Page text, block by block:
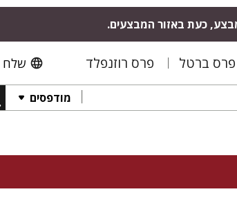
כעת באזור המבצעים.
פרס ברטל פרס רוזנפלד שלח
מודפסים